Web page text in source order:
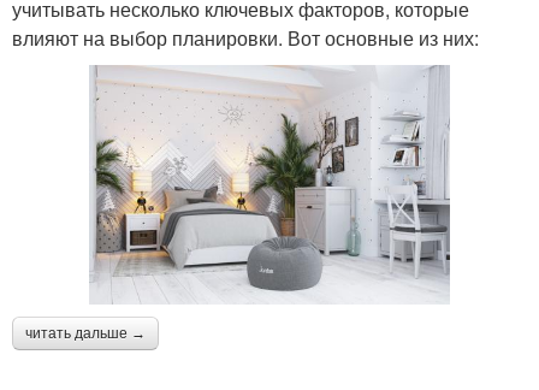
учитывать несколько ключевых факторов, которые
влияют на выбор планировки. Вот основные из них:
читать дальше →